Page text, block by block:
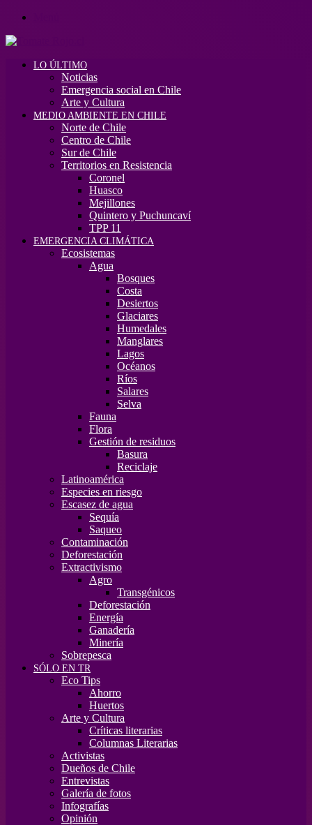
LO ÚLTIMO
Noticias
Emergencia social en Chile
Arte y Cultura
MEDIO AMBIENTE EN CHILE
Norte de Chile
Centro de Chile
Sur de Chile
Territorios en Resistencia
Coronel
Huasco
Mejillones
Quintero y Puchuncaví
TPP 11
EMERGENCIA CLIMÁTICA
Ecosistemas
Agua
Bosques
Costa
Desiertos
Glaciares
Humedales
Manglares
Lagos
Océanos
Ríos
Salares
Selva
Fauna
Flora
Gestión de residuos
Basura
Reciclaje
Latinoamérica
Especies en riesgo
Escasez de agua
Sequía
Saqueo
Contaminación
Deforestación
Extractivismo
Agro
Transgénicos
Deforestación
Energía
Ganadería
Minería
Sobrepesca
SÓLO EN TR
Eco Tips
Ahorro
Huertos
Arte y Cultura
Críticas literarias
Columnas Literarias
Activistas
Dueños de Chile
Entrevistas
Galería de fotos
Infografías
Opinión